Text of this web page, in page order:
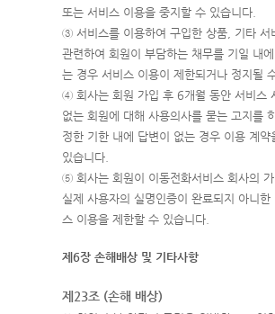
또는 서비스 이용을 중지할 수 있습니다.
③ 서비스를 이용하여 구입한 상품, 기타 서
관련하여 회원이 부담하는 채무를 기일 내
는 경우 서비스 이용이 제한되거나 정지될
④ 회사는 회원 가입 후 6개월 동안 서비스
없는 회원에 대해 사용의사를 묻는 고지를
정한 기한 내에 답변이 없는 경우 이용 계약
있습니다.
⑤ 회사는 회원이 이동전화서비스 회사의
실제 사용자의 실명인증이 완료되지 아니한
스 이용을 제한할 수 있습니다.
제6장 손해배상 및 기타사항
제23조 (손해 배상)